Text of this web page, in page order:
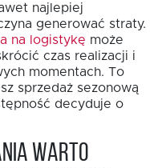
najlepiej
generować straty.
na logistykę może
czas realizacji i
momentach. To
sprzedaż sezonową
decyduje o
warto